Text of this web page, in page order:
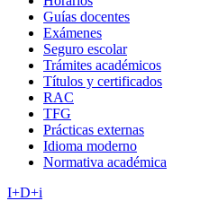
Guías docentes
Exámenes
Seguro escolar
Trámites académicos
Títulos y certificados
RAC
TFG
Prácticas externas
Idioma moderno
Normativa académica
I+D+i